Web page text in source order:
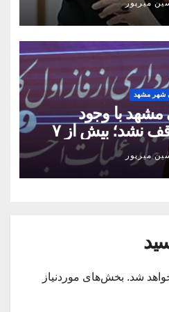
میرپور
شهر مشهد
مشهد با وجود
شرایط جنگی متوقف نشد؛ بیش از ۷
همت پروژه در ۱۶۰ روز به بهره‌برداری
میرپور
شد. بخش‌های موردنیاز